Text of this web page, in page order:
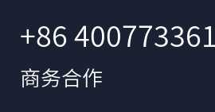
+86
商务合作